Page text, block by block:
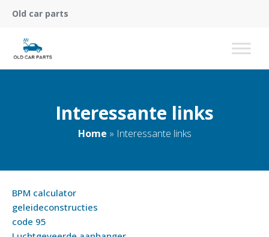
Old car parts
Interessante links
Home » Interessante links
BPM calculator
geleideconstructies
code 95